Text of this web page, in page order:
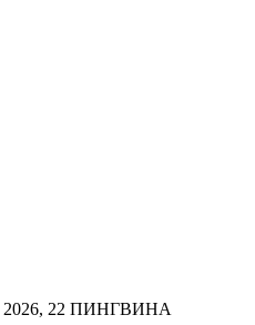
2026, 22 ПИНГВИНА